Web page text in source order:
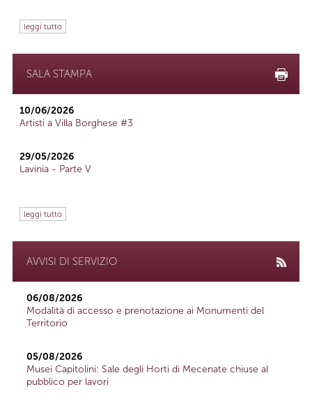
leggi tutto
SALA STAMPA
10/06/2026
Artisti a Villa Borghese #3
29/05/2026
Lavinia - Parte V
leggi tutto
AVVISI DI SERVIZIO
06/08/2026
Modalità di accesso e prenotazione ai Monumenti del
Territorio
05/08/2026
Musei Capitolini: Sale degli Horti di Mecenate chiuse al
pubblico per lavori